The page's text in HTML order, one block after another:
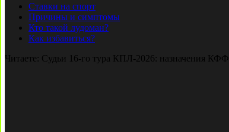
Ставки на спорт
Причины и симптомы
Кто такой лудоман?
Как избавиться?
Читаете: Судьи 16-го тура КПЛ-2026: назначения КФФ